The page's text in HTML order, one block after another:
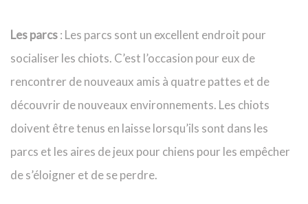
Les parcs: Les parcs sont un excellent endroit pour
socialiser les chiots. C’est l’occasion pour eux de
rencontrer de nouveaux amis à quatre pattes et de
découvrir de nouveaux environnements. Les chiots
doivent être tenus en laisse lorsqu’ils sont dans les
parcs et les aires de jeux pour chiens pour les empêcher
de s’éloigner et de se perdre.